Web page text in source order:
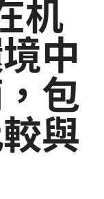
机
中
包
與